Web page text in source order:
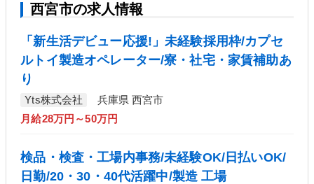
西宮市の求人情報
「新生活デビュー応援!」未経験採用枠/カプセ
ルトイ製造オペレーター/寮・社宅・家賃補助あ
り
Yts株式会社
兵庫県 西宮市
月給28万円～50万円
検品・検査・工場内事務/未経験OK/日払いOK/
日勤/20・30・40代活躍中/製造 工場